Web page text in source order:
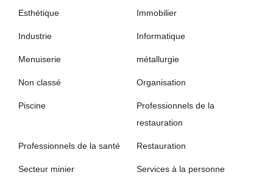
Esthétique Immobilier
Industrie Informatique
Menuiserie métallurgie
Non classé Organisation
Piscine
Professionnels de la
restauration
Professionnels de la santé Restauration
Secteur minier Services à la personne